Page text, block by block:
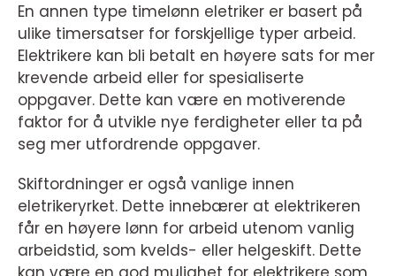
En annen type timelønn eletriker er basert på
ulike timersatser for forskjellige typer arbeid.
Elektrikere kan bli betalt en høyere sats for mer
krevende arbeid eller for spesialiserte
oppgaver. Dette kan være en motiverende
faktor for å utvikle nye ferdigheter eller ta på
seg mer utfordrende oppgaver.
Skiftordninger er også vanlige innen
eletrikeryrket. Dette innebærer at elektrikeren
får en høyere lønn for arbeid utenom vanlig
arbeidstid, som kvelds- eller helgeskift. Dette